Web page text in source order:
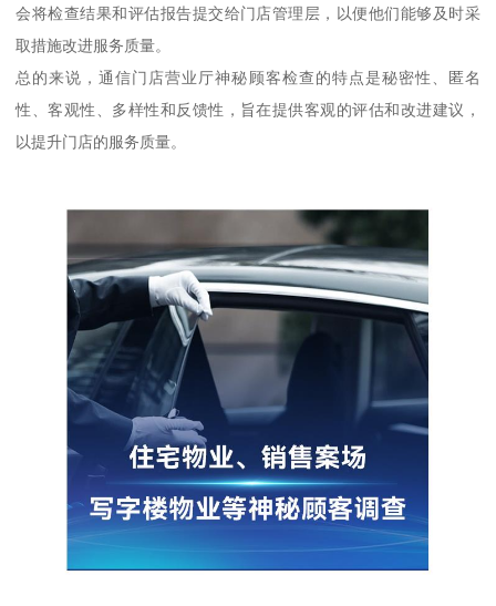
会将检查结果和评估报告提交给门店管理层，以便他们能够及时采
取措施改进服务质量。
总的来说，通信门店营业厅神秘顾客检查的特点是秘密性、匿名
性、客观性、多样性和反馈性，旨在提供客观的评估和改进建议，
以提升门店的服务质量。